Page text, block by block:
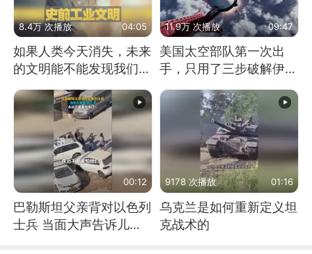
8.4万 次播放 04:05
如果人类今天消失，未来
的文明能不能发现我们存
11.9万 次播放 09:47
美国太空部队第一次出
手，只用了三步破解伊朗
00:12
巴勒斯坦父亲背对以色列
士兵 当面大声告诉儿
9178 次播放 01:16
乌克兰是如何重新定义坦
克战术的